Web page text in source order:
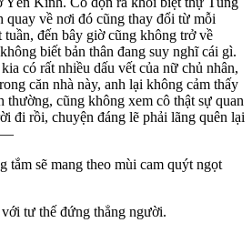
quay về nơi đó cũng thay đổi từ mỗi
đến bây giờ cũng không trở về
biết bản thân đang suy nghĩ cái gì.
có rất nhiều dấu vết của nữ chủ nhân,
căn nhà này, anh lại không cảm thấy
thường, cũng không xem cô thật sự quan
đi rồi, chuyện đáng lẽ phải lãng quên lại
tắm sẽ mang theo mùi cam quýt ngọt
tư thế đứng thẳng người.